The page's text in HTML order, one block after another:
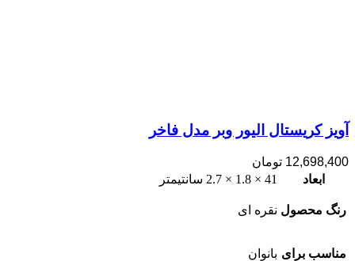
آویز کریستال الیور وبر مدل فاخر
12,698,400 تومان
ابعاد
41 × 1.8 × 2.7 سانتیمتر
رنگ محصول نقره ای
مناسب برای بانوان